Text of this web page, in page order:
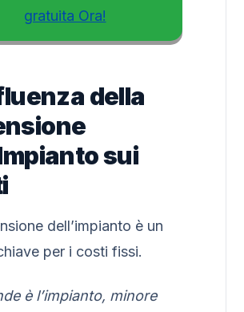
gratuita Ora!
della
sui
dell’impianto è un
per i costi fissi.
è l’impianto, minore